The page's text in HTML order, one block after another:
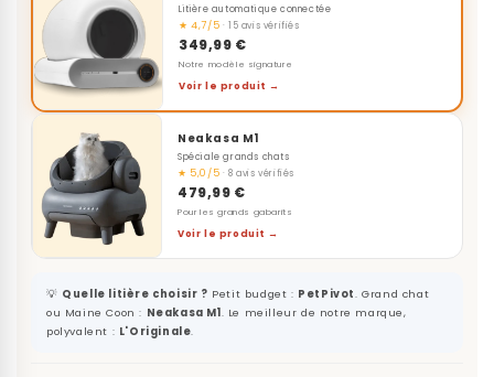
Litière automatique connectée
★ 4,7/5 · 15 avis vérifiés
349,99 €
Notre modèle signature
Voir le produit →
Neakasa M1
Spéciale grands chats
★ 5,0/5 · 8 avis vérifiés
479,99 €
Pour les grands gabarits
Voir le produit →
💡 Quelle litière choisir ? Petit budget : PetPivot
. Grand chat
ou Maine Coon : Neakasa M1 . Le meilleur de notre marque,
polyvalent : L'Originale